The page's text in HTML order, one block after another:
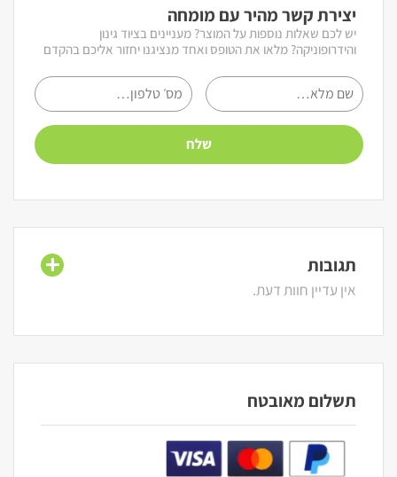
יצירת קשר מהיר עם מומחה
יש לכם שאלות נוספות על המוצר? מעניינים בציוד גינון
והידרופוניקה? מלאו את הטופס ואחד מנציגנו יחזור אליכם בהקדם
תגובות
אין עדיין חוות דעת.
תשלום מאובטח